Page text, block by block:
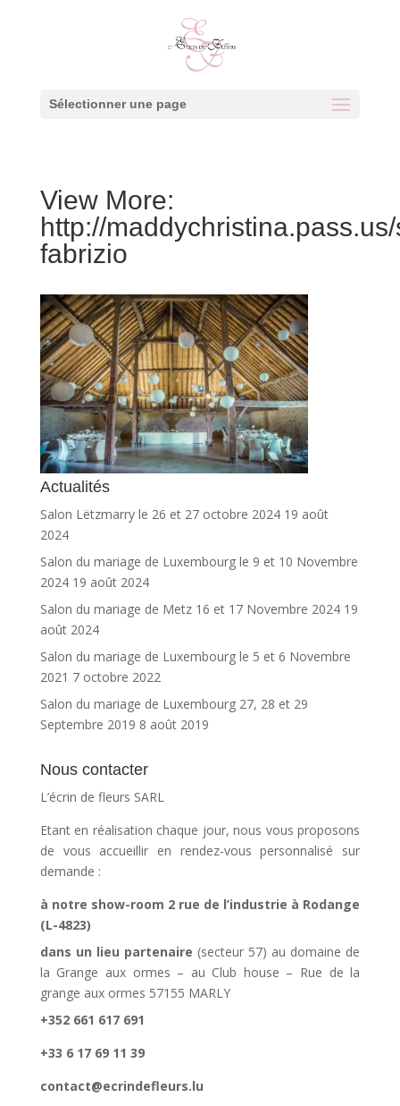
Sélectionner une page
View More:
http://
fabrizio
Actualités
Salon Lëtzmarry le 26 et 27 octobre 2024 19 août
2024
Salon du mariage de Luxembourg le 9 et 10 Novembre
2024 19 août 2024
Salon du mariage de Metz 16 et 17 Novembre 2024 19
août 2024
Salon du mariage de Luxembourg le 5 et 6 Novembre
2021 7 octobre 2022
Salon du mariage de Luxembourg 27, 28 et 29
Septembre 2019 8 août 2019
Nous contacter
L’écrin de fleurs SARL
Etant en réalisation chaque jour, nous vous proposons
de vous accueillir en rendez-vous personnalisé sur
demande :
à notre show-room 2 rue de l’industrie à Rodange
(L-4823)
dans un lieu partenaire (secteur 57) au domaine de
la Grange aux ormes – au Club house – Rue de la
grange aux ormes 57155 MARLY
+352 661 617 691
+33 6 17 69 11 39
contact@ecrindefleurs.lu